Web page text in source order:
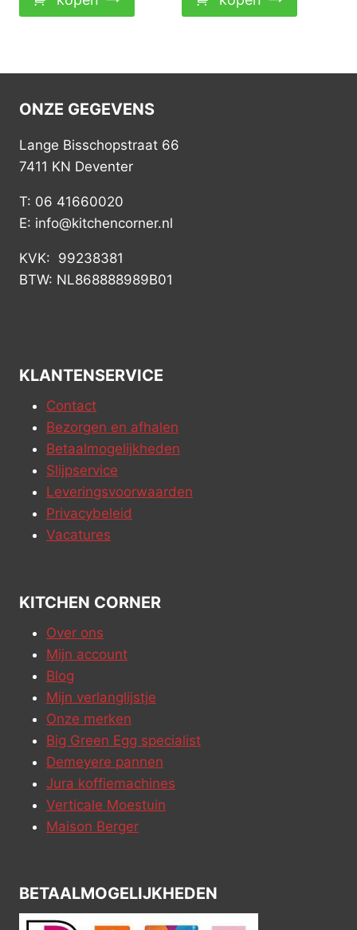
ONZE GEGEVENS
Lange Bisschopstraat 66
7411 KN Deventer
T: 06 41660020
E: info@kitchencorner.nl
KVK: 99238381
BTW: NL868888989B01
KLANTENSERVICE
Contact
Bezorgen en afhalen
Betaalmogelijkheden
Slijpservice
Leveringsvoorwaarden
Privacybeleid
Vacatures
KITCHEN CORNER
Over ons
Mijn account
Blog
Mijn verlanglijstje
Onze merken
Big Green Egg specialist
Demeyere pannen
Jura koffiemachines
Verticale Moestuin
Maison Berger
BETAALMOGELIJKHEDEN